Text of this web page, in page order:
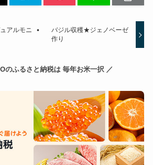
アルモニ
バジル収穫★ジェノベーゼ
作り
のふるさと納税は 毎年お米一択 ／